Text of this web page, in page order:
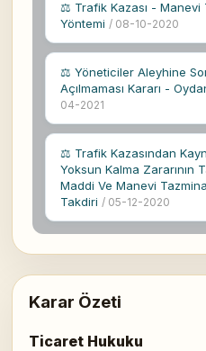
⚖ Trafik Kazası - Manevi
Yöntemi / 08-10-2020
⚖ Yöneticiler Aleyhine
Açılmaması Kararı -
04-2021
⚖ Trafik Kazasından
Yoksun Kalma Zararının
Maddi Ve Manevi
Takdiri / 05-12-2020
Karar Özeti
Ticaret Hukuku